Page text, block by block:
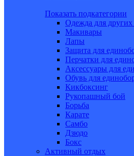
Показать подкатегории
Одежда для других
Макивары
Лапы
Защита для
Перчатки для
Аксессуары для
Обувь для
Кикбоксинг
Рукопашный бой
Борьба
Карате
Самбо
Дзюдо
Бокс
Активный отдых